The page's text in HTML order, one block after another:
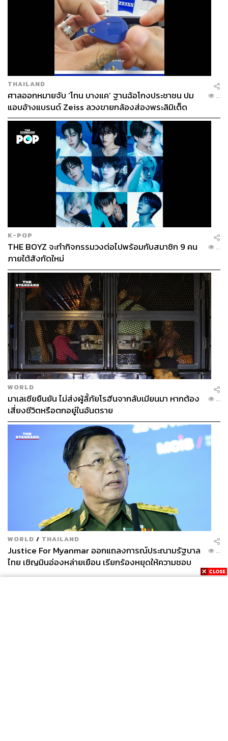
แบรนด์ โคโค่ พาร์ค (Coco Parc)คอนโดมิเนียมระดับ
ไฮเอนด์ ครั้งแรกกับการจับมือระหว่าง Ananda X
Dusit เกิดเป็นประสบการณ์โครงการที่อยู่อาศัยพร้อม
บริการสุดพิเศษจากโรงแรมดุสิตธานี ด้วยมาตรฐาน
ระดับโรงแรม 5 ดาว รูปแบบสร้างเสร็จพร้อมอยู่ก่อน
เปิดขาย ใกล้สวนขนาดใหญ่ 2 สวน ทั้งสวนลุมพินีและ
สวนป่าเบญจกิติเอกสิทธิ์เพียง 486 ครอบครัวเท่านั้น
แบรนด์ คัลเจอร์คอนโดมิเนียมออกแบบภายใต้คอนเซ
ปต์ Urban ECO Living พัฒนาร่วมกับScratchผู้จัดงาน
Wonderfruit ตอบโจทย์คนยุคใหม่หัวใจ Sustainability
บนสุดยอดทำเลทอง ได้แก่
ทำเล 250 เมตร จากสถานี
THAILAND
ศาลออกหมายจับ ‘โทน บางแค’ ฐานฉ้อโกงประชาชน ปม
แอบอ้างแบรนด์ Zeiss ลวงขายกล้องส่องพระลิมิเต็ด
...
K-POP
THE BOYZ จะทำกิจกรรมวงต่อไปพร้อมกับสมาชิก 9 คน
ภายใต้สังกัดใหม่
...
WORLD
มาเลเซียยืนยัน ไม่ส่งผู้ลี้ภัยโรฮีนจากลับเมียนมา หากต้อง
เสี่ยงชีวิตหรือตกอยู่ในอันตราย
...
WORLD / THAILAND
Justice For Myanmar ออกแถลงการณ์ประณามรัฐบาล
ไทย เชิญมินอ่องหล่ายเยือน เรียกร้องหยุดให้ความชอบ
ธรรมรัฐบาลทหาร
...